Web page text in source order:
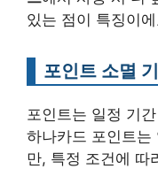
있는 점이 특징이
포인트 소멸
포인트는 일정 기
하나카드 포인트는
만, 특정 조건에 따